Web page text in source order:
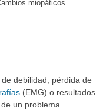
miopáticos
debilidad, pérdida de
(EMG) o resultados
un problema